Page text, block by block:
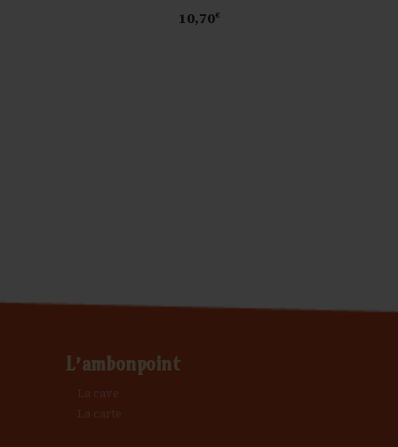
10,70€
L’ambonpoint
La cave
La carte